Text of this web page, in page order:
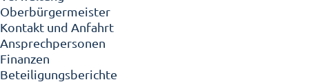
Oberbürgermeister
Kontakt und Anfahrt
Ansprechpersonen
Finanzen
Beteiligungsberichte